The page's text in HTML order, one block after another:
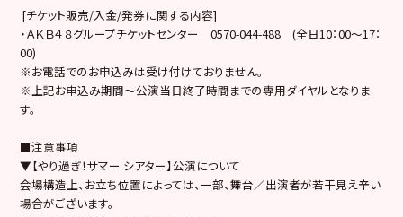
[チケット販売/入金/発券に関する内容]
・ＡＫＢ４８グループチケットセンター 0570-044-488 (全日10：00～17：
00)
※お電話でのお申込みは受け付けておりません。
※上記お申込み期間～公演当日終了時間までの専用ダイヤルとなりま
す。
■注意事項
▼【やり過ぎ！サマー シアター】公演について
会場構造上、お立ち位置によっては、一部、舞台／出演者が若干見え辛い
場合がございます。